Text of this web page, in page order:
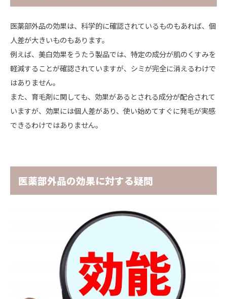
医薬部外品の効果は、科学的に確認されているものもあれば、個
人差が大きいものもあります。
例えば、美白効果をうたう製品では、特定の成分が肌のくすみを
軽減することが確認されていますが、 シミが完全に消えるわけで
はありません。
また、育毛剤に関しても、効果があるとされる成分が配合されて
いますが、効果には個人差があり、 使い始めてすぐに発毛が実感
できるわけではありません。
医薬部外品の効果に対する疑問